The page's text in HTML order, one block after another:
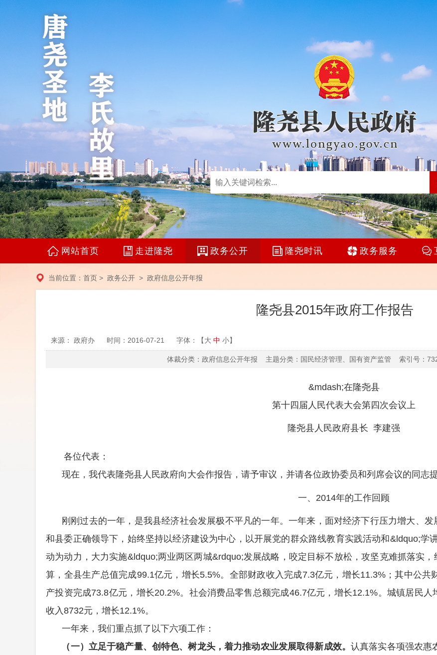
网站首页 走进隆尧 政务公开 隆尧时讯 政务服务
当前位置： 首页 > 政务公开 > 政府信息公开年报
隆尧县2015年政府工作报告
来源： 政府办 时间：2016-07-21 字体：【大 中 小】
体裁分类：政府信息公开年报 主题分类：国民经济管理、国有资产监管 索引号：
&mdash;在隆尧县
第十四届人民代表大会第四次会议上
隆尧县人民政府县长 李建强
各位代表：
现在，我代表隆尧县人民政府向大会作报告，请予审议，并请各位政协委员和列席会议的同志提
一、2014年的工作回顾
刚刚过去的一年，是我县经济社会发展极不平凡的一年。一年来，面对经济下行压力增大、
和县委正确领导下，始终坚持以经济建设为中心，以开展党的群众路线教育实践活动和&ldquo;学
动为动力，大力实施&ldquo;两业两区两城&rdquo;发展战略，咬定目标不放松，攻坚克难抓落实，
算，全县生产总值完成99.1亿元，增长5.5%。全部财政收入完成7.3亿元，增长11.3%；其中公
产投资完成73.8亿元，增长20.2%。社会消费品零售总额完成46.7亿元，增长12.1%。城镇居民
收入8732元，增长12.1%。
一年来，我们重点抓了以下六项工作：
（一）立足于稳产量、创特色、树龙头，着力推动农业发展取得新成效。认真落实各项强农惠